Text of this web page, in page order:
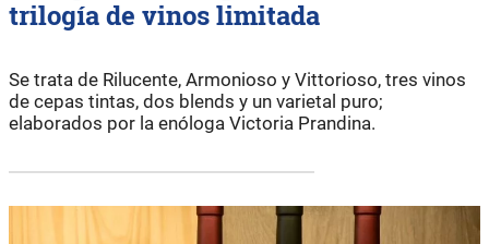
trilogía de vinos limitada
Se trata de Rilucente, Armonioso y Vittorioso, tres vinos
de cepas tintas, dos blends y un varietal puro;
elaborados por la enóloga Victoria Prandina.